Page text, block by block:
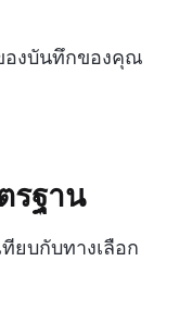
องบันทึกของคุณ
รฐาน
ยบกับทางเลือก